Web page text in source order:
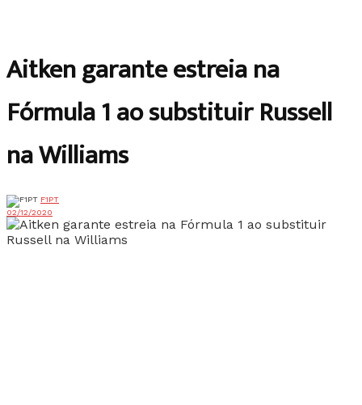
Aitken garante estreia na
Fórmula 1 ao substituir Russell
na Williams
F1PT
02/12/2020